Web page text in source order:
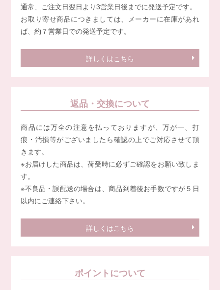
通常、ご注文日翌日より3営業日後までに発送予定です。
お取り寄せ商品につきましては、メーカーに在庫があれ
ば、約７営業日での発送予定です。
詳しくはこちら
返品・交換について
商品には万全の注意を払っておりますが、万が一、打
痕・汚損等がございましたら確認の上でご対応させて頂
きます。
※お届けした商品は、荷受時に必ずご確認をお願い致しま
す。
※不良品・誤配送の場合は、商品到着後お手数ですが５日
以内にご連絡下さい。
詳しくはこちら
ポイントについて